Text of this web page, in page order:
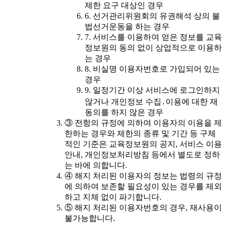
제한 요구 대상인 경우
6. 선거관리위원회의 유권해석 상의 불
법선거운동을 하는 경우
7. 서비스를 이용하여 얻은 정보를 교육
정보원의 동의 없이 상업적으로 이용하
는 경우
8. 비실명 이용자번호로 가입되어 있는
경우
9. 일정기간 이상 서비스에 로그인하지
않거나 개인정보 수집․이용에 대한 재
동의를 하지 않은 경우
③ 전항의 규정에 의하여 이용자의 이용을 제
한하는 경우와 제한의 종류 및 기간 등 구체
적인 기준은 교육정보원의 공지, 서비스 이용
안내, 개인정보처리방침 등에서 별도로 정하
는 바에 의합니다.
④ 해지 처리된 이용자의 정보는 법령의 규정
에 의하여 보존할 필요성이 있는 경우를 제외
하고 지체 없이 파기합니다.
⑤ 해지 처리된 이용자번호의 경우, 재사용이
불가능합니다.